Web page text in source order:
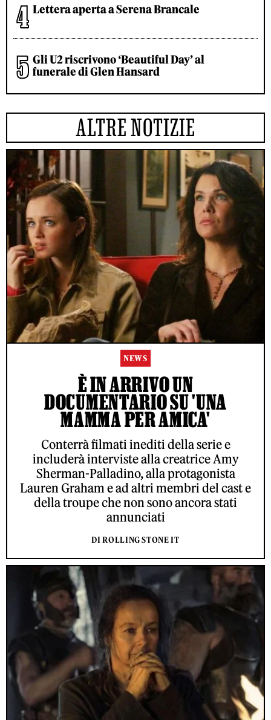
Lettera aperta a Serena Brancale
Gli U2 riscrivono ‘Beautiful Day’ al
funerale di Glen Hansard
ALTRE NOTIZIE
NEWS
È IN ARRIVO UN
DOCUMENTARIO SU 'UNA
MAMMA PER AMICA'
Conterrà filmati inediti della serie e
includerà interviste alla creatrice Amy
Sherman-Palladino, alla protagonista
Lauren Graham e ad altri membri del cast e
della troupe che non sono ancora stati
annunciati
DI ROLLING STONE IT